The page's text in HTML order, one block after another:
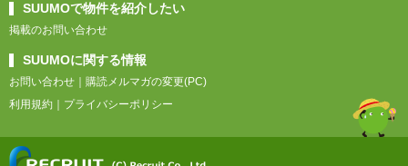
SUUMOで物件を紹介したい
掲載のお問い合わせ
SUUMOに関する情報
お問い合わせ
購読メルマガの変更(PC)
利用規約
プライバシーポリシー